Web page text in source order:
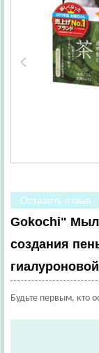
Оставить отзыв
Gokochi"
создания
Будьте первым, кто